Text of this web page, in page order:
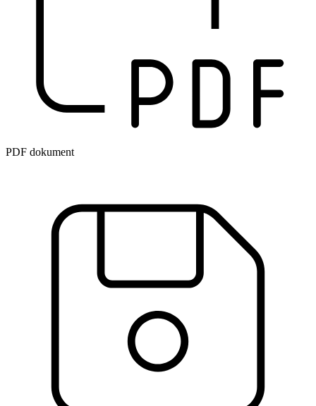
PDF dokument